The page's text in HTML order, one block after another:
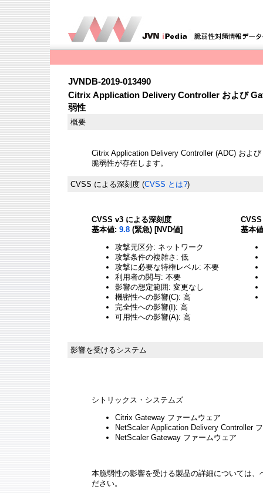
JVNDB-2019-013490
Citrix Application Delivery Controller および
弱性
概要
Citrix Application Delivery Controller (ADC) およ
脆弱性が存在します。
CVSS による深刻度 (CVSS とは?)
CVSS v3 による深刻度
基本値: 9.8 (緊急) [NVD値]
攻撃元区分: ネットワーク
攻撃条件の複雑さ: 低
攻撃に必要な特権レベル: 不要
利用者の関与: 不要
影響の想定範囲: 変更なし
機密性への影響(C): 高
完全性への影響(I): 高
可用性への影響(A): 高
基本
影響を受けるシステム
シトリックス・システムズ
Citrix Gateway ファームウェア
NetScaler Application Delivery Controller
NetScaler Gateway ファームウェア
本脆弱性の影響を受ける製品の詳細については
ださい。